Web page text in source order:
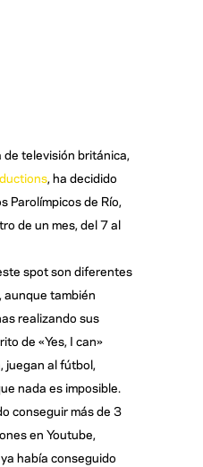
de televisión británica,
, ha decidido
Parolímpicos de Río,
de un mes, del 7 al
spot son diferentes
también
realizando sus
de «Yes, I can»
juegan al fútbol,
nada es imposible.
conseguir más de 3
en Youtube,
había conseguido